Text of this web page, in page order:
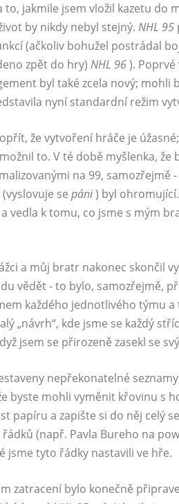
to, jakmile jsem vložil kazetu
by nikdy nebyl stejný. NHL 95
(ačkoliv bohužel postrádal
zpět do hry) NHL 96).
byl také zcela nový;
nyní standardní režim
že vytvoření hráče je
to. V té době myšlenka,
na 99, samozřejmě
se páni) byl
vedla k tomu, co jsme s mým
a můj bratr nakonec skončil
vědět - to bylo, samozřejmě,
každého jednotlivého týmu
„návrh“, kde jsme se každý
jsem se přirozeně zasekl se
nepřekonatelné
byste mohli vyměnit křovinu s
papíru a zapište si do něj celý
(např. Pavla Bureho na
jsme tyto řádky nastavili ve hře.
zatracení bylo konečně